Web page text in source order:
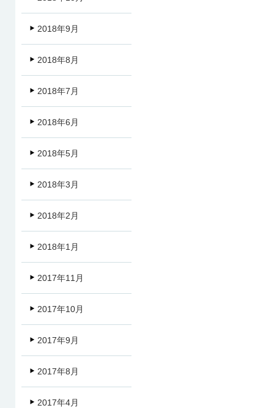
2018年9月
2018年8月
2018年7月
2018年6月
2018年5月
2018年3月
2018年2月
2018年1月
2017年11月
2017年10月
2017年9月
2017年8月
2017年4月